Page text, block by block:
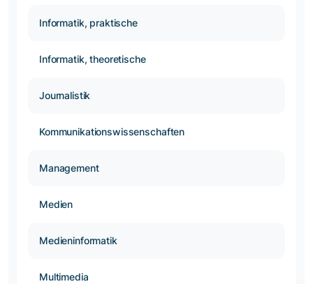
Informatik, praktische
Informatik, theoretische
Journalistik
Kommunikationswissenschaften
Management
Medien
Medieninformatik
Multimedia